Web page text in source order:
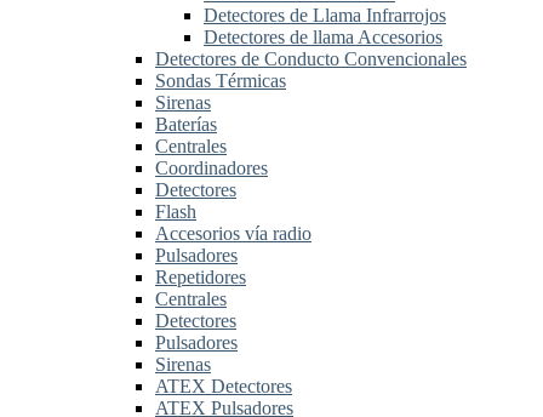
Detectores de Llama Infrarrojos
Detectores de llama Accesorios
Detectores de Conducto Convencionales
Sondas Térmicas
Sirenas
Baterías
Centrales
Coordinadores
Detectores
Flash
Accesorios vía radio
Pulsadores
Repetidores
Centrales
Detectores
Pulsadores
Sirenas
ATEX Detectores
ATEX Pulsadores